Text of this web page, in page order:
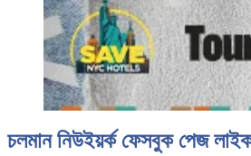
চলমান নিউইয়র্ক ফেসবুক পেজ